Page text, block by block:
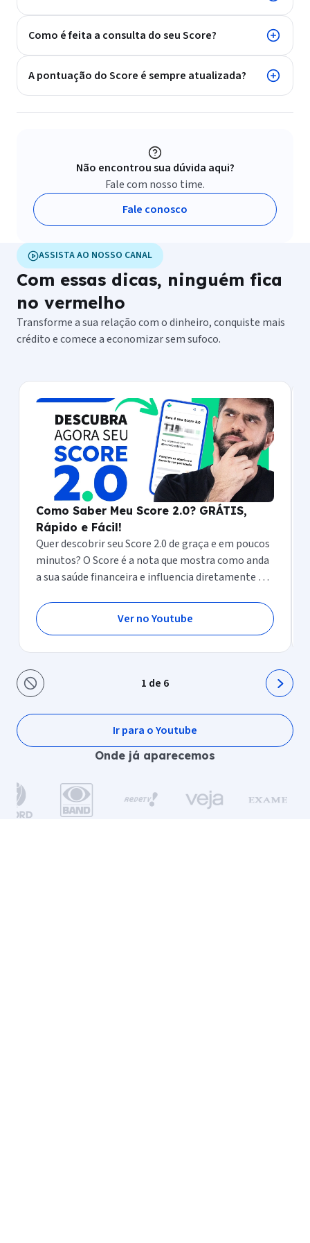
Fale conosco
Dicas de Melhoria:Orientações e passos práticos
sobre o que você precisa fazer paraaumentar sua
e obter melhores condições de crédito.
Com essas dicas, ninguém fica
no vermelho
crédito e comece a economizar sem sufoco.
Ir para o Youtube
Como Saber Meu Score 2.0? GRÁTIS,
Rápido e Fácil!
a sua saúde financeira e influencia diretamente na
hora de conseguir crédito, cartão, financiamento e
até empréstimo.
Ver no Youtube
1 de 6
Onde já aparecemos